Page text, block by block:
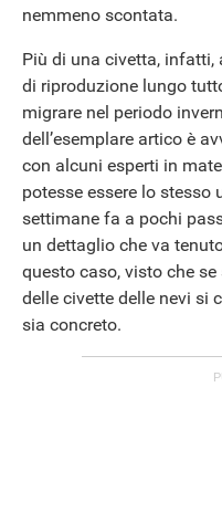
nemmeno scontata.
Più di una civetta, infatti,
di riproduzione lungo
migrare nel periodo
dell’esemplare artico è
con alcuni esperti in
potesse essere lo
settimane fa a pochi
un dettaglio che va
questo caso, visto che
delle civette delle nevi si
sia concreto.